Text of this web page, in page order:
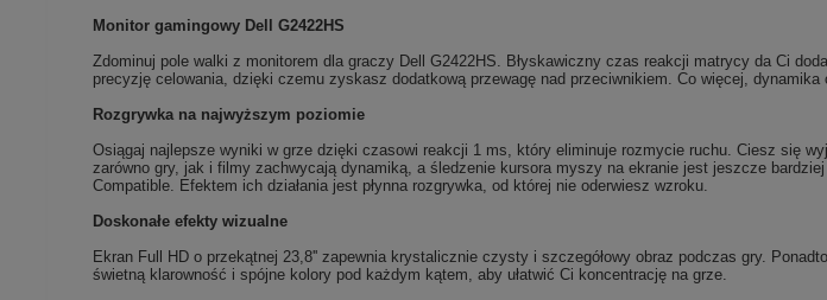
Monitor gamingowy Dell G2422HS
Zdominuj pole walki z monitorem dla graczy Dell G2422HS. Błyskawiczny czas reakcji matrycy da Ci
precyzję celowania, dzięki czemu zyskasz dodatkową przewagę nad przeciwnikiem. Co więcej,
Rozgrywka na najwyższym poziomie
Osiągaj najlepsze wyniki w grze dzięki czasowi reakcji 1 ms, który eliminuje rozmycie ruchu. Ciesz się
zarówno gry, jak i filmy zachwycają dynamiką, a śledzenie kursora myszy na ekranie jest jeszcze
Compatible. Efektem ich działania jest płynna rozgrywka, od której nie oderwiesz wzroku.
Doskonałe efekty wizualne
Ekran Full HD o przekątnej 23,8'' zapewnia krystalicznie czysty i szczegółowy obraz podczas gry.
świetną klarowność i spójne kolory pod każdym kątem, aby ułatwić Ci koncentrację na grze.